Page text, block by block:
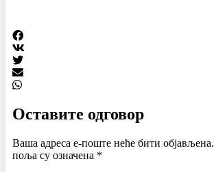
Оставите одговор
Ваша адреса е-поште неће бити објављена.
поља су означена *